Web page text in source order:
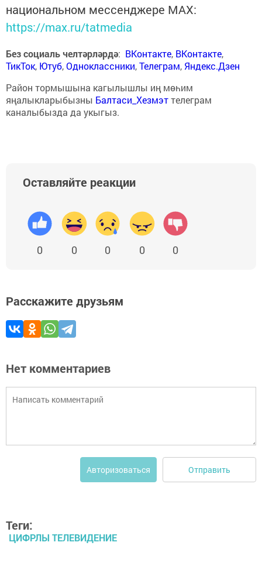
национальном мессенджере MАХ:
https://max.ru/tatmedia
Без социаль челтәрләрдә: ВКонтакте, ВКонтакте,
ТикТок, Ютуб,Одноклассники,Телеграм, Яндекс.Дзен
Район тормышына кагылышлы иң мөһим
яңалыкларыбызны Балтаси_Хезмэттелеграм
каналыбызда да укыгыз.
Оставляйте реакции
0 0 0 0 0
Расскажите друзьям
Нет комментариев
Авторизоваться Отправить
Теги:
ЦИФРЛЫ ТЕЛЕВИДЕНИЕ